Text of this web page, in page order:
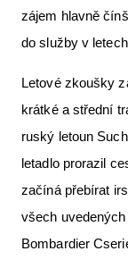
zájem hlavně
do služby v
Letové zkoušky
krátké a střední
ruský letoun
letadlo prorazil
začíná přebírat
všech
Bombardier